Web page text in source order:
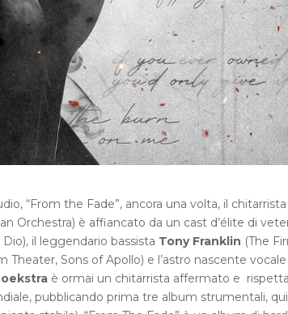
“From the Fade”, ancora una volta, il
Orchestra) è affiancato da un cast d’élite di
il leggendario bassista Tony Franklin (The
Theater, Sons of Apollo) e l’astro nascente vocale
è ormai un chitarrista affermato e
pubblicando prima tre album strumentali,